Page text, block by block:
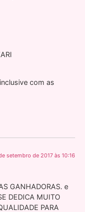
com as
setembro de 2017 às 10:16
GANHADORAS. e
DEDICA MUITO
PARA